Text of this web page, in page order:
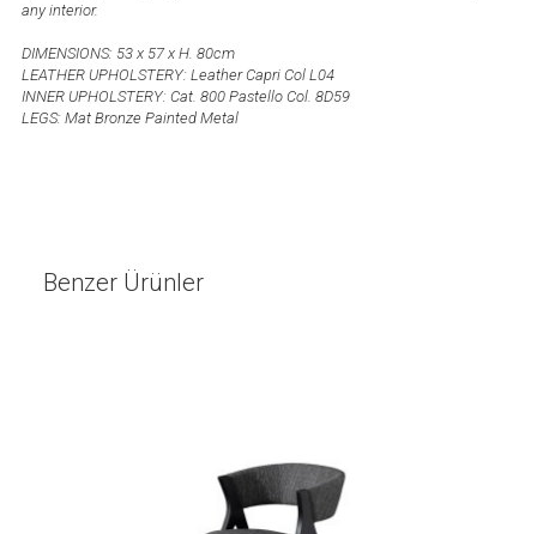
any interior.
DIMENSIONS: 53 x 57 x H. 80cm
LEATHER UPHOLSTERY: Leather Capri Col L04
INNER UPHOLSTERY: Cat. 800 Pastello Col. 8D59
LEGS: Mat Bronze Painted Metal
Benzer Ürünler